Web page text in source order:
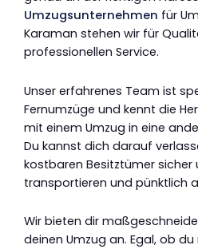
Umzugsunternehmen für
Karaman stehen wir für
professionellen Service.
Unser erfahrenes Team ist
Fernumzüge und kennt die
mit einem Umzug in eine
Du kannst dich darauf
kostbaren Besitztümer
transportieren und pünktlich
Wir bieten dir
deinen Umzug an. Egal, ob